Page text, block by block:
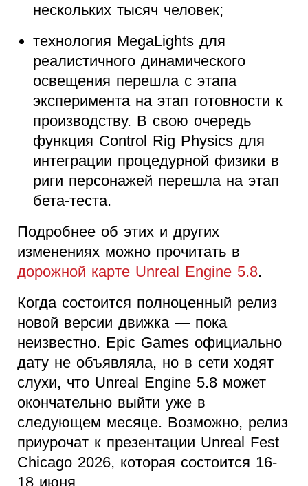
нескольких тысяч человек;
технология MegaLights для
реалистичного динамического
освещения перешла с этапа
эксперимента на этап готовности к
производству. В свою очередь
функция Control Rig Physics для
интеграции процедурной физики в
риги персонажей перешла на этап
бета-теста.
Подробнее об этих и других
изменениях можно прочитать в
дорожной карте Unreal Engine 5.8.
Когда состоится полноценный релиз
новой версии движка — пока
неизвестно. Epic Games официально
дату не объявляла, но в сети ходят
слухи, что Unreal Engine 5.8 может
окончательно выйти уже в
следующем месяце. Возможно, релиз
приурочат к презентации Unreal Fest
Chicago 2026, которая состоится 16-
18 июня.